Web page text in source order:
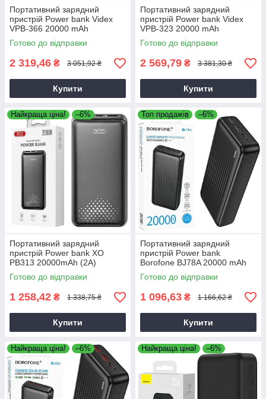
Портативний зарядний
пристрій Power bank Videx
VPB-366 20000 mAh
(PD100W/max 160W/+ Type-
C) сірий
Готово до відправки
2 319,46 ₴ 3 051,92 ₴
Купити
Портативний зарядний
пристрій Power bank Videx
VPB-323 20000 mAh
(PD100W/max 130W/+ Type-
C) чорний
Готово до відправки
2 569,79 ₴ 3 381,30 ₴
Купити
Найкраща ціна! –6%
Портативний зарядний
пристрій Power bank XO
PB313 20000mAh (2А)
чорний, павербанк для
смартфона
Готово до відправки
1 258,42 ₴ 1 338,75 ₴
Купити
Топ продажів –6%
Портативний зарядний
пристрій Power bank
Borofone BJ78A 20000 mAh
(2А) чорний, повербанк для
смартфону
Готово до відправки
1 096,63 ₴ 1 166,62 ₴
Купити
Найкраща ціна! –6% Найкраща ціна! –6%